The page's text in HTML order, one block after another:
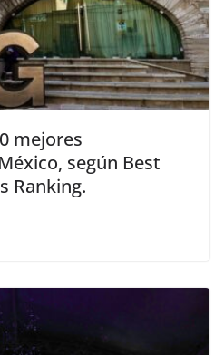
mejores
según Best
Ranking.